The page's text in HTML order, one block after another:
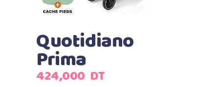
Quotidiano
Prima
424,000 DT